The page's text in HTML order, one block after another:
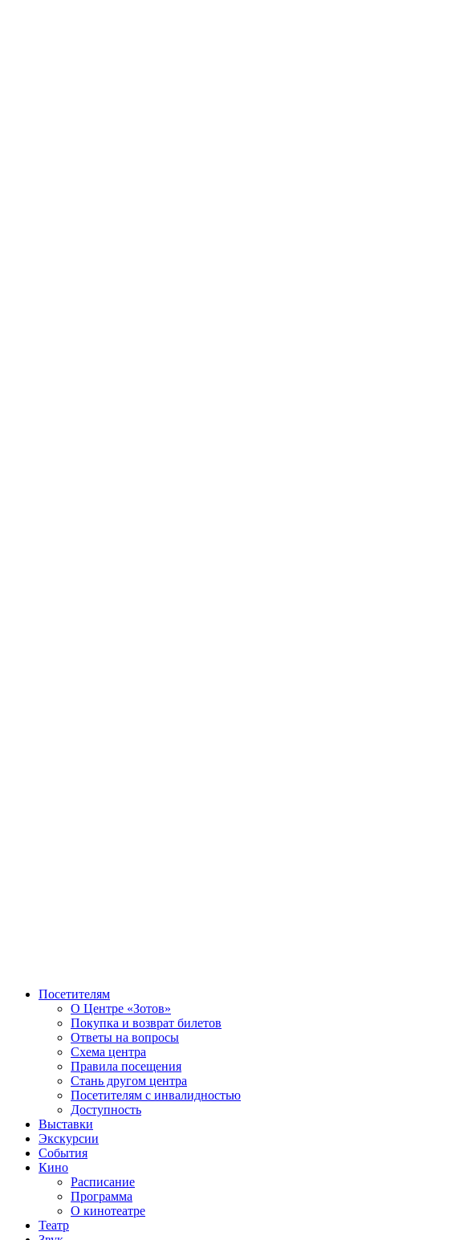
Посетителям
О Центре «Зотов»
Покупка и возврат билетов
Ответы на вопросы
Схема центра
Правила посещения
Стань другом центра
Посетителям с инвалидностью
Доступность
Выставки
Экскурсии
События
Кино
Расписание
Программа
О кинотеатре
Театр